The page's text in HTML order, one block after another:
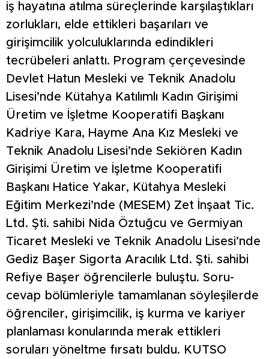
iş hayatına atılma süreçlerinde karşılaştıkları
zorlukları, elde ettikleri başarıları ve
girişimcilik yolculuklarında edindikleri
tecrübeleri anlattı. Program çerçevesinde
Devlet Hatun Mesleki ve Teknik Anadolu
Lisesi’nde Kütahya Katılımlı Kadın Girişimi
Üretim ve İşletme Kooperatifi Başkanı
Kadriye Kara, Hayme Ana Kız Mesleki ve
Teknik Anadolu Lisesi’nde Sekiören Kadın
Girişimi Üretim ve İşletme Kooperatifi
Başkanı Hatice Yakar, Kütahya Mesleki
Eğitim Merkezi’nde (MESEM) Zet İnşaat Tic.
Ltd. Şti. sahibi Nida Öztuğcu ve Germiyan
Ticaret Mesleki ve Teknik Anadolu Lisesi’nde
Gediz Başer Sigorta Aracılık Ltd. Şti. sahibi
Refiye Başer öğrencilerle buluştu. Soru-
cevap bölümleriyle tamamlanan söyleşilerde
öğrenciler, girişimcilik, iş kurma ve kariyer
planlaması konularında merak ettikleri
soruları yöneltme fırsatı buldu. KUTSO